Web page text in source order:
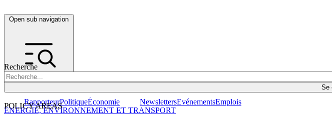
Open sub navigation
Recherche
Se
POLICY AREAS
RapporteurPolitiqueÉconomie NewslettersEvénementsEmplois
ENERGIE, ENVIRONNEMENT ET TRANSPORT